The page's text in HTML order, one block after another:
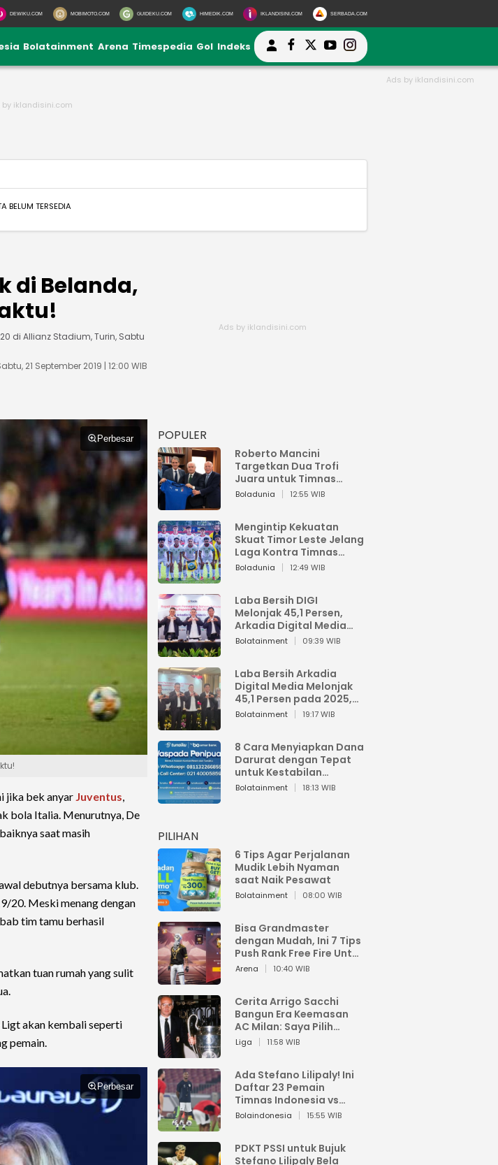
DEWIKU.COM MOBIMOTO.COM GUIDEKU.COM HIMEDIK.COM IKLANDISINI.COM SERBADA.COM
Bolatainment Arena Timespedia Gol Indeks
BELUM TERSEDIA
di Belanda,
di Allianz Stadium, Turin, Sabtu
21 September 2019 | 12:00 WIB
Perbesar
jika bek anyar Juventus,
bola Italia. Menurutnya, De
saat masih
debutnya bersama klub.
20. Meski menang dengan
tim tamu berhasil
tuan rumah yang sulit
akan kembali seperti
pemain.
Perbesar
POPULER
Roberto Mancini
Targetkan Dua Trofi
Juara untuk Timnas
Italia
Boladunia 12:55 WIB
Mengintip Kekuatan
Skuat Timor Leste Jelang
Laga Kontra Timnas
Indonesia di Piala AFF
Boladunia 12:49 WIB
Laba Bersih DIGI
Melonjak 45,1 Persen,
Arkadia Digital Media
Perkuat Bisnis AI dan
Bolatainment 09:39 WIB
Laba Bersih Arkadia
Digital Media Melonjak
45,1 Persen pada 2025,
Sentuh Rp1,76 Miliar
Bolatainment 19:17 WIB
8 Cara Menyiapkan Dana
Darurat dengan Tepat
untuk Kestabilan
Keuangan
Bolatainment 18:13 WIB
PILIHAN
6 Tips Agar Perjalanan
Mudik Lebih Nyaman
saat Naik Pesawat
Bolatainment 08:00 WIB
Bisa Grandmaster
dengan Mudah, Ini 7 Tips
Push Rank Free Fire Untuk
Pemula
Arena 10:40 WIB
Cerita Arrigo Sacchi
Bangun Era Keemasan
AC Milan: Saya Pilih
Pemain dari Isi Otaknya
Liga 11:58 WIB
Ada Stefano Lilipaly! Ini
Daftar 23 Pemain
Timnas Indonesia vs
China
Bolaindonesia 15:55 WIB
PDKT PSSI untuk Bujuk
Stefano Lilipaly Bela